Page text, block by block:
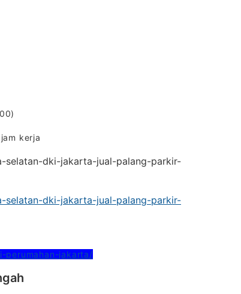
kerja
dki-jakarta-jual-palang-parkir-
dki-jakarta-jual-palang-parkir-
perumahan-jakarta/